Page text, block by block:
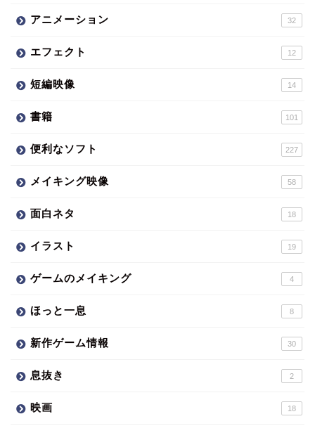
アニメーション 32
エフェクト 12
短編映像 14
書籍 101
便利なソフト 227
メイキング映像 58
面白ネタ 18
イラスト 19
ゲームのメイキング 4
ほっと一息 8
新作ゲーム情報 30
息抜き 2
映画 18